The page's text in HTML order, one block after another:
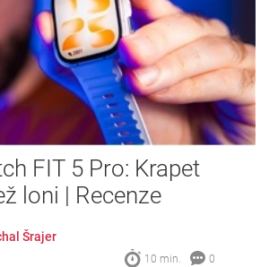
FIT 5 Pro: Krapet
loni | Recenze
Šrajer
10 min. 0